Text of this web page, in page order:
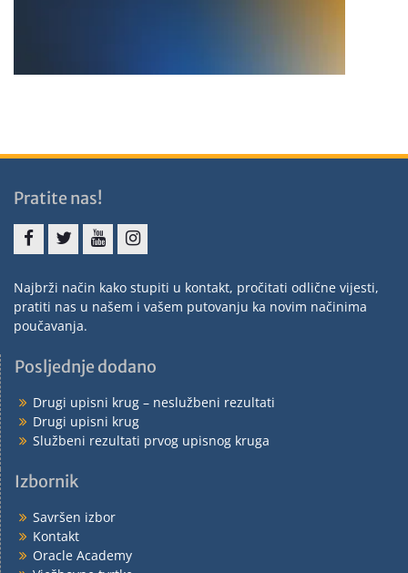
Pratite nas!
Najbrži način kako stupiti u kontakt, pročitati odlične vijesti,
pratiti nas u našem i vašem putovanju ka novim načinima
poučavanja.
Posljednje dodano
Drugi upisni krug – neslužbeni rezultati
Drugi upisni krug
Službeni rezultati prvog upisnog kruga
Izbornik
Savršen izbor
Kontakt
Oracle Academy